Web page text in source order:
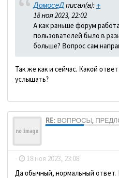
ДомосеД писал(а): ↑
18 ноя 2023, 22:02
А как раньше форум
пользователей было в
больше? Вопрос сам
Так же как и сейчас. Какой
услышать?
RE: ВОПРОСЫ,
- 18 ноя 2023, 23:08
Да обычный, нормальный ответ.